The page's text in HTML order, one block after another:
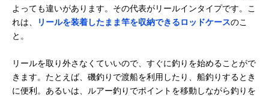
よっても違いがあります。その代表がリールインタイプです。こ
れは、
リールを装着したまま竿を収納できるロッドケースのこ
と。
リールを取り外さなくていいので、すぐに釣りを始めることがで
きます。たとえば、磯釣りで渡船を利用したり、船釣りするとき
に便利。あるいは、ルアー釣りでポイントを移動しながら釣りを